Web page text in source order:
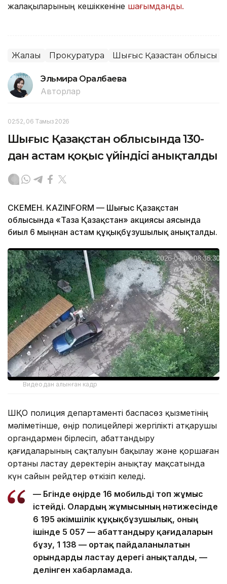
жалақыларының кешіккеніне шағымданды.
Жалақы Прокуратура Шығыс Қазақстан облысы
Эльмира Оралбаева
Авторлар
02:52, 06 Тамыз 2026
Шығыс Қазақстан облысында 130-
дан астам қоқыс үйіндісі анықталды
ӨСКЕМЕН. KAZINFORM — Шығыс Қазақстан
облысында «Таза Қазақстан» акциясы аясында
биыл 6 мыңнан астам құқықбұзушылық анықталды.
Видеодан алынған кадр
ШҚО полиция департаменті баспасөз қызметінің
мәліметінше, өңір полицейлері жергілікті атқарушы
органдармен бірлесіп, абаттандыру
қағидаларының сақталуын бақылау және қоршаған
ортаны ластау деректерін анықтау мақсатында
күн сайын рейдтер өткізіп келеді.
— Бүгінде өңірде 16 мобильді топ жұмыс
істейді. Олардың жұмысының нәтижесінде
6 195 әкімшілік құқықбұзушылық, оның
ішінде 5 057 — абаттандыру қағидаларын
бұзу, 1 138 — ортақ пайдаланылатын
орындарды ластау дерегі анықталды, —
делінген хабарламада.